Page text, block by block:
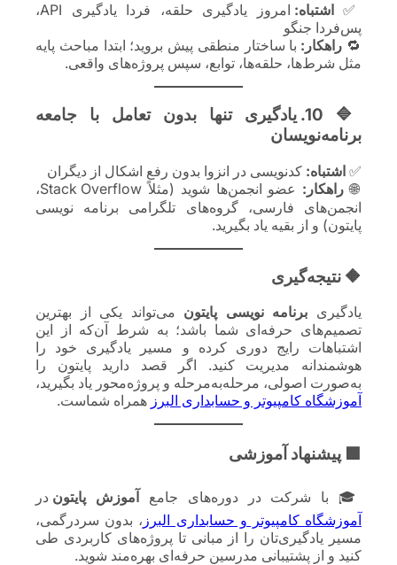
✅ اشتباه:
امروز یادگیری حلقه، فردا یادگیری API،
پس‌فردا جنگو
🔁 راهکار: با ساختار منطقی پیش بروید؛ ابتدا مباحث پایه
مثل شرط‌ها، حلقه‌ها، توابع، سپس پروژه‌های واقعی.
🔷 10. یادگیری تنها بدون تعامل با جامعه
برنامه‌نویسان
✅ اشتباه: کدنویسی در انزوا بدون رفع اشکال از دیگران
🌐 راهکار:
عضو انجمن‌ها شوید (مثلاً Stack Overflow،
انجمن‌های فارسی، گروه‌های تلگرامی برنامه نویسی
پایتون) و از بقیه یاد بگیرید.
🔶 نتیجه‌گیری
یادگیری برنامه نویسی پایتون می‌تواند یکی از بهترین
تصمیم‌های حرفه‌ای شما باشد؛ به شرط آن‌که از این
اشتباهات رایج دوری کرده و مسیر یادگیری خود را
هوشمندانه مدیریت کنید. اگر قصد دارید پایتون را
به‌صورت اصولی، مرحله‌به‌مرحله و پروژه‌محور یاد بگیرید،
آموزشگاه کامپیوتر و حسابداری البرز همراه شماست.
🟩 پیشنهاد آموزشی
🎓 با شرکت در دوره‌های جامعآموزش پایتون در
آموزشگاه کامپیوتر و حسابداری البرز ، بدون سردرگمی،
مسیر یادگیری‌تان را از مبانی تا پروژه‌های کاربردی طی
کنید و از پشتیبانی مدرسین حرفه‌ای بهره‌مند شوید.